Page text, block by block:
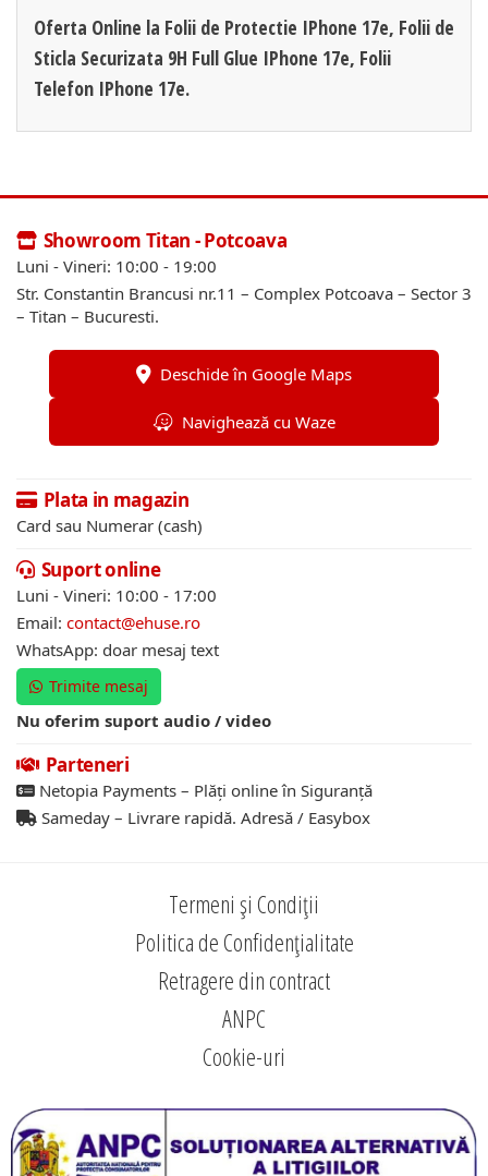
Oferta Online la Folii de Protectie IPhone 17e, Folii de
Sticla Securizata 9H Full Glue IPhone 17e, Folii
Telefon IPhone 17e.
Showroom Titan - Potcoava
Luni - Vineri: 10:00 - 19:00
Str. Constantin Brancusi nr.11 – Complex Potcoava – Sector 3
– Titan – Bucuresti.
Deschide în Google Maps
Navighează cu Waze
Plata in magazin
Card sau Numerar (cash)
Suport online
Luni - Vineri: 10:00 - 17:00
Email: contact@ehuse.ro
WhatsApp: doar mesaj text
Trimite mesaj
Nu oferim suport audio / video
Parteneri
Netopia Payments – Plăți online în Siguranță
Sameday – Livrare rapidă. Adresă / Easybox
Termeni și Condiții
Politica de Confidențialitate
Retragere din contract
ANPC
Cookie-uri